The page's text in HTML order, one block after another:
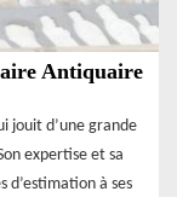
Antiquaire
jouit d’une grande
expertise et sa
d’estimation à ses